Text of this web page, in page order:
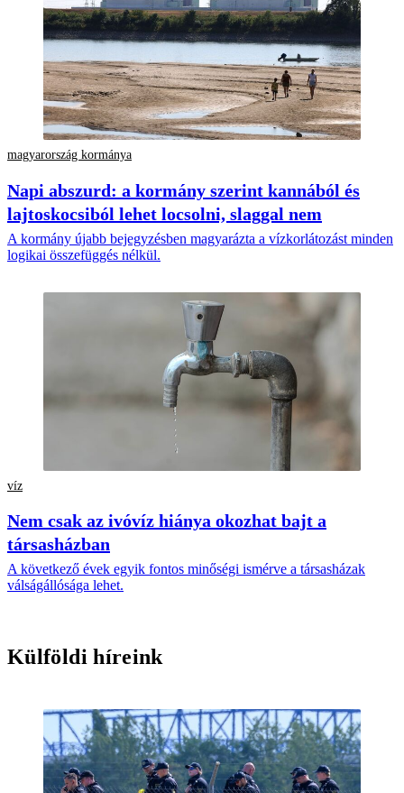
magyarország kormánya
Napi abszurd: a kormány szerint kannából és
lajtoskocsiból lehet locsolni, slaggal nem
A kormány újabb bejegyzésben magyarázta a vízkorlátozást minden
logikai összefüggés nélkül.
víz
Nem csak az ivóvíz hiánya okozhat bajt a
társasházban
A következő évek egyik fontos minőségi ismérve a társasházak
válságállósága lehet.
Külföldi híreink